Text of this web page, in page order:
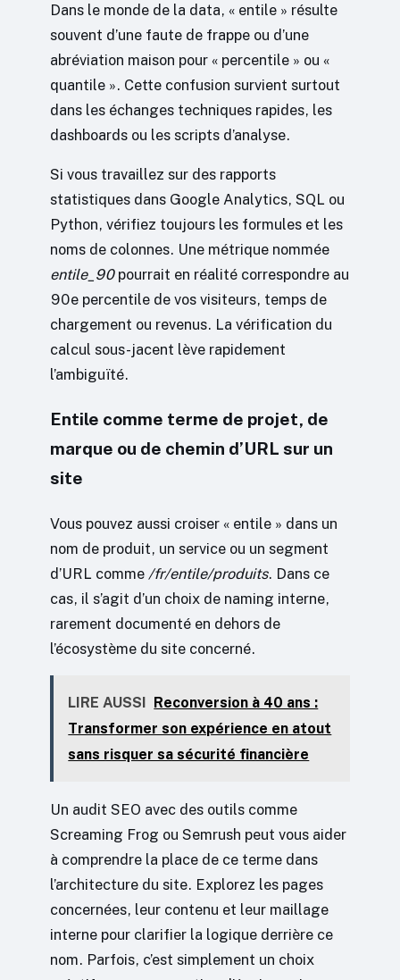
Dans le monde de la data, « entile » résulte
souvent d’une faute de frappe ou d’une
abréviation maison pour « percentile » ou «
quantile ». Cette confusion survient surtout
dans les échanges techniques rapides, les
dashboards ou les scripts d’analyse.
Si vous travaillez sur des rapports
statistiques dans Google Analytics, SQL ou
Python, vérifiez toujours les formules et les
noms de colonnes. Une métrique nommée
entile_90pourrait en réalité correspondre au
90e percentile de vos visiteurs, temps de
chargement ou revenus. La vérification du
calcul sous-jacent lève rapidement
l’ambiguïté.
Entile comme terme de projet, de
marque ou de chemin d’URL sur un
site
Vous pouvez aussi croiser « entile » dans un
nom de produit, un service ou un segment
d’URL comme /fr/entile/produits. Dans ce
cas, il s’agit d’un choix de naming interne,
rarement documenté en dehors de
l’écosystème du site concerné.
LIRE AUSSI Reconversion à 40 ans :
Transformer son expérience en atout
sans risquer sa sécurité financière
Un audit SEO avec des outils comme
Screaming Frog ou Semrush peut vous aider
à comprendre la place de ce terme dans
l’architecture du site. Explorez les pages
concernées, leur contenu et leur maillage
interne pour clarifier la logique derrière ce
nom. Parfois, c’est simplement un choix